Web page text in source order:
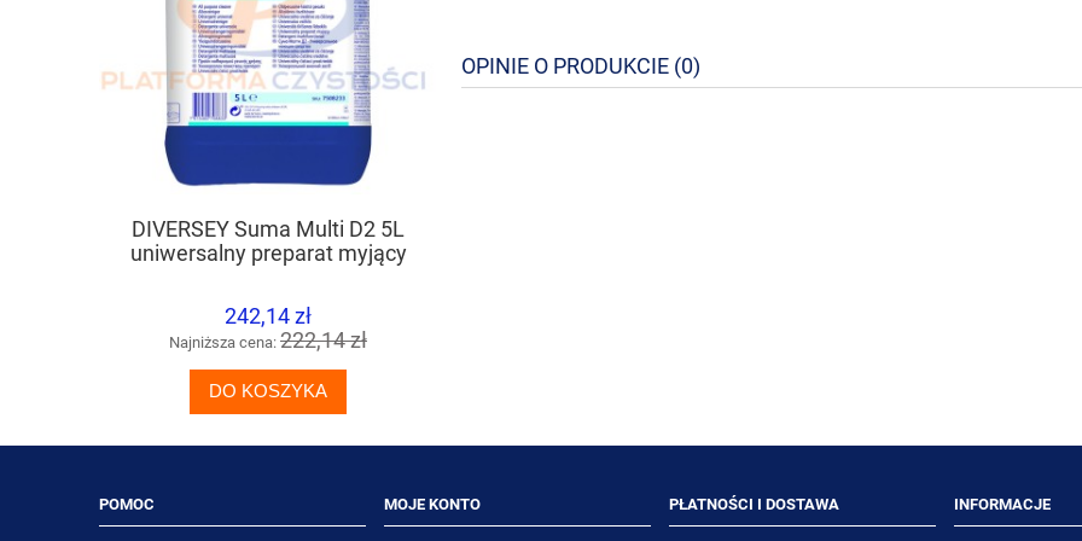
DIVERSEY Suma Multi D2 5L
uniwersalny preparat myjący
242,14 zł
Najniższa cena: 222,14 zł
DO KOSZYKA
OPINIE O PRODUKCIE (0)
POMOC MOJE KONTO PŁATNOŚCI I DOSTAWA INFORMACJE